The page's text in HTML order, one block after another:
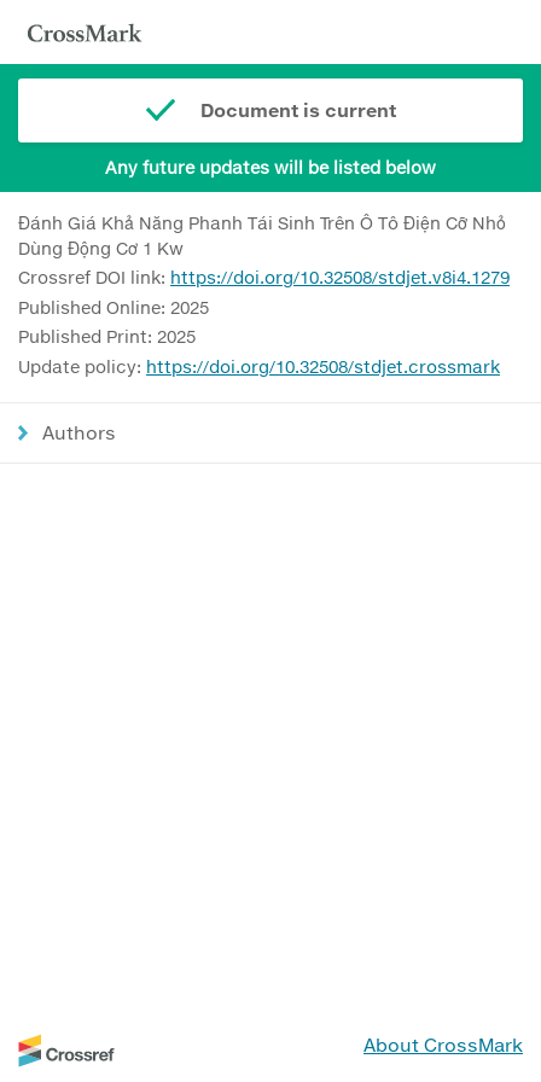
Document is current
Any future updates will be listed below
Đánh Giá Khả Năng Phanh Tái Sinh Trên Ô Tô Điện Cỡ Nhỏ
Dùng Động Cơ 1 Kw
Crossref DOI link: https://doi.org/10.32508/stdjet.v8i4.1279
Published Online: 2025
Published Print: 2025
Update policy: https://doi.org/10.32508/stdjet.crossmark
Authors
About CrossMark